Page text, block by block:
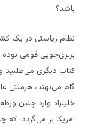
باشد؟
نظام ریاستی در یک
برتری‌جویی قومی
کتاب دیگری می‌طلبید
گام می‌نهند، هرملتی
خلیلزاد وارد چنین
امریکا بر می‌گردد،